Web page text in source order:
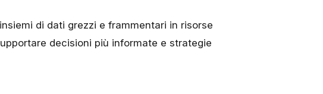
di dati grezzi e frammentari in risorse
decisioni più informate e strategie